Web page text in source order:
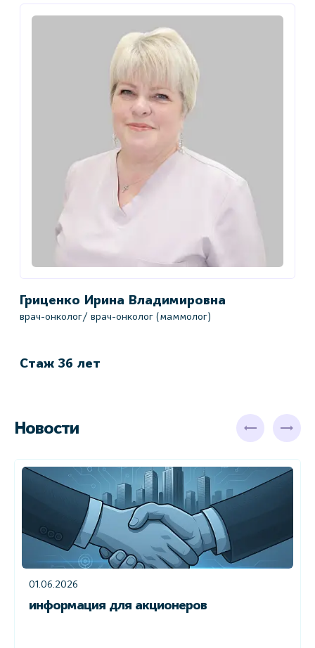
Гриценко Ирина Владимировна
врач-онколог/ врач-онколог (маммолог)
Стаж 36 лет
Новости
01.06.2026
информация для акционеров